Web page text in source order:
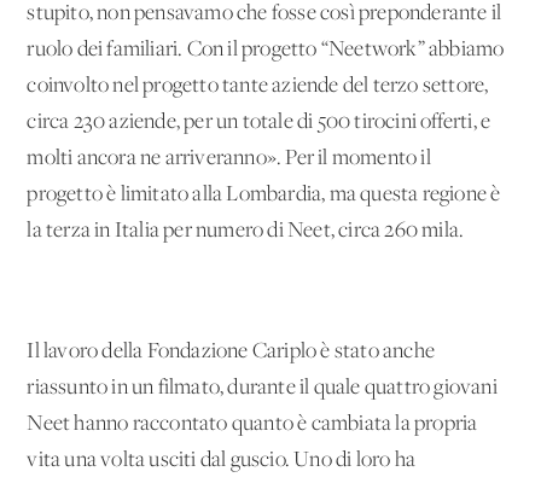
stupito, non pensavamo che fosse così preponderante il
ruolo dei familiari. Con il progetto “Neetwork” abbiamo
coinvolto nel progetto tante aziende del terzo settore,
circa 230 aziende, per un totale di 500 tirocini offerti, e
molti ancora ne arriveranno». Per il momento il
progetto è limitato alla Lombardia, ma questa regione è
la terza in Italia per numero di Neet, circa 260 mila.
Il lavoro della Fondazione Cariplo è stato anche
riassunto in un filmato, durante il quale quattro giovani
Neet hanno raccontato quanto è cambiata la propria
vita una volta usciti dal guscio. Uno di loro ha